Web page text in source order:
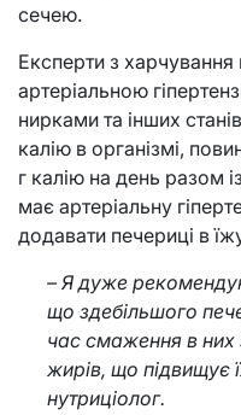
сечею.
Експерти з
артеріальною
нирками та інших
калію в організмі,
г калію на день разом
має артеріальну
додавати печериці в
– Я дуже
що здебільшого
час смаження в них
жирів, що підвищує
нутриціолог.